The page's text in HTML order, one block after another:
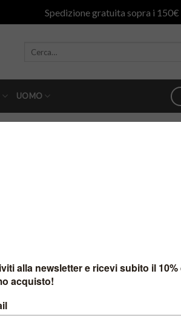
Spedizione gratuita sopra i 150€
UOMO